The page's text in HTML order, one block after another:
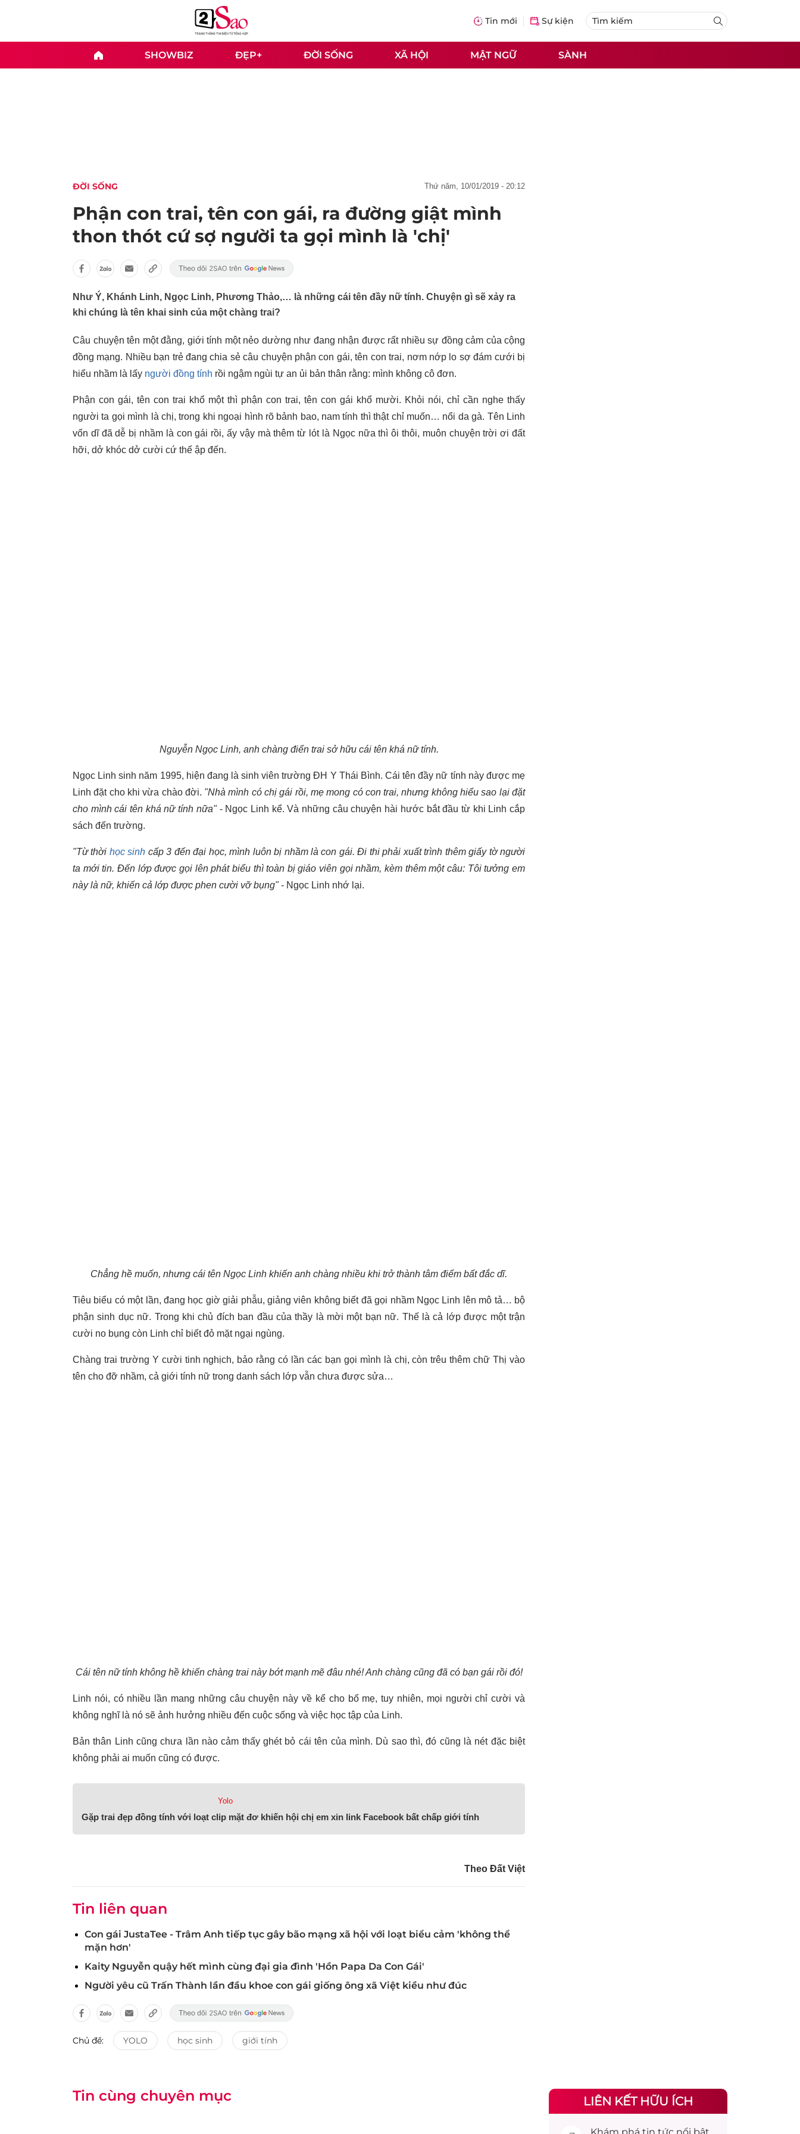
Tin mới Sự kiện
SHOWBIZ ĐẸP+ ĐỜI SỐNG XÃ HỘI MẬT NGỮ SÀNH
ĐỜI SỐNG thứ năm, 10/01/2019 - 20:12
Phận con trai, tên con gái, ra đường giật mình
thon thót cứ sợ người ta gọi mình là 'chị'
Như Ý, Khánh Linh, Ngọc Linh, Phương Thảo,… là những cái tên đầy nữ tính. Chuyện gì sẽ xảy ra
khi chúng là tên khai sinh của một chàng trai?
Câu chuyện tên một đằng, giới tính một nẻo dường như đang nhận được rất nhiều sự đồng cảm của cộng
đồng mạng. Nhiều bạn trẻ đang chia sẻ câu chuyện phận con gái, tên con trai, nơm nớp lo sợ đám cưới bị
hiểu nhầm là lấy người đồng tính rồi ngậm ngùi tự an ủi bản thân rằng: mình không cô đơn.
Phận con gái, tên con trai khổ một thì phận con trai, tên con gái khổ mười. Khỏi nói, chỉ cần nghe thấy
người ta gọi mình là chị, trong khi ngoại hình rõ bảnh bao, nam tính thì thật chỉ muốn… nổi da gà. Tên Linh
vốn dĩ đã dễ bị nhầm là con gái rồi, ấy vậy mà thêm từ lót là Ngọc nữa thì ôi thôi, muôn chuyện trời ơi đất
hỡi, dở khóc dở cười cứ thế ập đến.
Nguyễn Ngọc Linh, anh chàng điển trai sở hữu cái tên khá nữ tính.
Ngọc Linh sinh năm 1995, hiện đang là sinh viên trường ĐH Y Thái Bình. Cái tên đầy nữ tính này được mẹ
Linh đặt cho khi vừa chào đời. "Nhà mình có chị gái rồi, mẹ mong có con trai, nhưng không hiểu sao lại đặt
cho mình cái tên khá nữ tính nữa"- Ngọc Linh kể. Và những câu chuyện hài hước bắt đầu từ khi Linh cắp
sách đến trường.
"Từ thời học sinh cấp 3 đến đại học, mình luôn bị nhầm là con gái. Đi thi phải xuất trình thêm giấy tờ người
ta mới tin. Đến lớp được gọi lên phát biểu thì toàn bị giáo viên gọi nhầm, kèm thêm một câu: Tôi tưởng em
này là nữ, khiến cả lớp được phen cười vỡ bụng"- Ngọc Linh nhớ lại.
Chẳng hề muốn, nhưng cái tên Ngọc Linh khiến anh chàng nhiều khi trở thành tâm điểm bất đắc dĩ.
Tiêu biểu có một lần, đang học giờ giải phẫu, giảng viên không biết đã gọi nhầm Ngọc Linh lên mô tả… bộ
phận sinh dục nữ. Trong khi chủ đích ban đầu của thầy là mời một bạn nữ. Thế là cả lớp được một trận
cười no bụng còn Linh chỉ biết đỏ mặt ngại ngùng.
Chàng trai trường Y cười tinh nghịch, bảo rằng có lần các bạn gọi mình là chị, còn trêu thêm chữ Thị vào
tên cho đỡ nhầm, cả giới tính nữ trong danh sách lớp vẫn chưa được sửa…
Cái tên nữ tính không hề khiến chàng trai này bớt mạnh mẽ đâu nhé! Anh chàng cũng đã có bạn gái rồi đó!
Linh nói, có nhiều lần mang những câu chuyện này về kể cho bố mẹ, tuy nhiên, mọi người chỉ cười và
không nghĩ là nó sẽ ảnh hưởng nhiều đến cuộc sống và việc học tập của Linh.
Bản thân Linh cũng chưa lần nào cảm thấy ghét bỏ cái tên của mình. Dù sao thì, đó cũng là nét đặc biệt
không phải ai muốn cũng có được.
Yolo
Gặp trai đẹp đồng tính với loạt clip mặt đơ khiến hội chị em xin link Facebook bất chấp giới tính
Theo Đất Việt
Tin liên quan
Con gái JustaTee - Trâm Anh tiếp tục gây bão mạng xã hội với loạt biểu cảm 'không thể
mặn hơn'
Kaity Nguyễn quậy hết mình cùng đại gia đình 'Hồn Papa Da Con Gái'
Người yêu cũ Trấn Thành lần đầu khoe con gái giống ông xã Việt kiều như đúc
Chủ đề: YOLO học sinh giới tính
Tin cùng chuyên mục LIÊN KẾT HỮU ÍCH